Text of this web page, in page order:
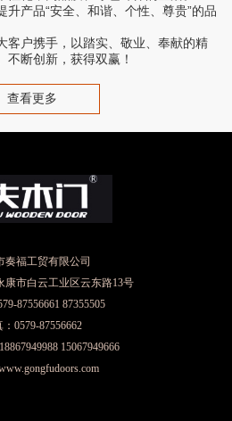
产品“安全、和谐、个性、尊贵”的品
客户携手，以踏实、敬业、奉献的精
断创新，获得双赢！
查看更多
奏福工贸有限公司
康市白云工业区云东路13号
87556661 87355505
：0579-87556662
15067949666